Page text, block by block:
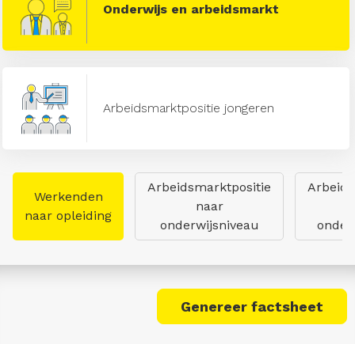
Onderwijs en arbeidsmarkt
Arbeidsmarktpositie jongeren
Werkenden
naar opleiding
Arbeidsmarktpositie
naar
onderwijsniveau
Genereer factsheet